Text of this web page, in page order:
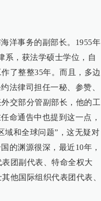
洋事务的副部长。1955年
系，获法学硕士学位，自
了整整35年。而且，多边
法律司担任一秘、参赞、
交部分管副部长，他的工
命通告中也提到这一点，
域和全球问题”，这无疑对
的渊源很深，最近10年，
团副代表、特命全权大
他国际组织代表团代表、